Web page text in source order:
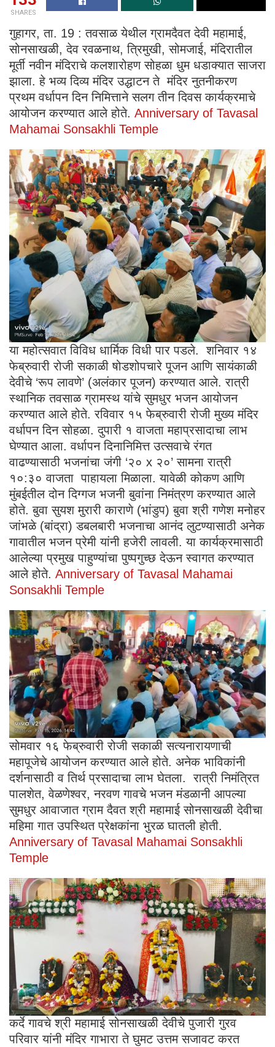
SHARES
गुहागर, ता. 19 : तवसाळ येथील ग्रामदैवत देवी महामाई,
सोनसाखळी, देव रवळनाथ, त्रिमुखी, सोमजाई, मंदिरातील
मूर्ती नवीन मंदिराचे कलशारोहण सोहळा धुम धडाक्यात साजरा
झाला. हे भव्य दिव्य मंदिर उद्धाटन ते मंदिर नुतनीकरण
प्रथम वर्धापन दिन निमित्ताने सलग तीन दिवस कार्यक्रमाचे
आयोजन करण्यात आले होते. Anniversary of Tavasal
Mahamai Sonsakhli Temple
या महोत्सवात विविध धार्मिक विधी पार पडले. शनिवार १४
फेब्रुवारी रोजी सकाळी षोडशोपचारे पूजन आणि सायंकाळी
देवीचे ‘रूप लावणे’ (अलंकार पूजन) करण्यात आले. रात्री
स्थानिक तवसाळ ग्रामस्थ यांचे सुमधुर भजन आयोजन
करण्यात आले होते. रविवार १५ फेब्रुवारी रोजी मुख्य मंदिर
वर्धापन दिन सोहळा. दुपारी १ वाजता महाप्रसादाचा लाभ
घेण्यात आला. वर्धापन दिनानिमित्त उत्सवाचे रंगत
वाढण्यासाठी भजनांचा जंगी ‘२० x २०’ सामना रात्री
१०:३० वाजता पाहायला मिळाला. यावेळी कोकण आणि
मुंबईतील दोन दिग्गज भजनी बुवांना निमंत्रण करण्यात आले
होते. बुवा सुयश मुरारी काराणे (भांडुप) बुवा श्री गणेश मनोहर
जांभळे (बांद्रा) डबलबारी भजनाचा आनंद लुटण्यासाठी अनेक
गावातील भजन प्रेमी यांनी हजेरी लावली. या कार्यक्रमासाठी
आलेल्या प्रमुख पाहुण्यांचा पुष्पगुच्छ देऊन स्वागत करण्यात
आले होते. Anniversary of Tavasal Mahamai
Sonsakhli Temple
सोमवार १६ फेब्रुवारी रोजी सकाळी सत्यनारायणाची
महापूजेचे आयोजन करण्यात आले होते. अनेक भाविकांनी
दर्शनासाठी व तिर्थ प्रसादाचा लाभ घेतला. रात्री निमंत्रित
पालशेत, वेळणेश्वर, नरवण गावचे भजन मंडळानी आपल्या
सुमधुर आवाजात ग्राम दैवत श्री महामाई सोनसाखळी देवीचा
महिमा गात उपस्थित प्रेक्षकांना भुरळ घातली होती.
Anniversary of Tavasal Mahamai Sonsakhli
Temple
कर्दे गावचे श्री महामाई सोनसाखळी देवीचे पुजारी गुरव
परिवार यांनी मंदिर गाभारा ते घुमट उत्तम सजावट करत